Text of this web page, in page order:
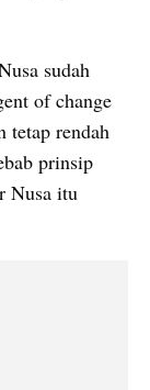
sudah
of change
tetap rendah
prinsip
Nusa itu